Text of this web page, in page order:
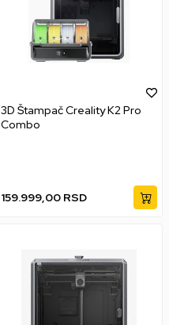
3D Štampač Creality K2 Pro
Combo
159.999,00 RSD